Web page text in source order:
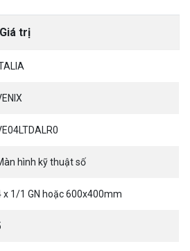
Giá trị
hình kỹ thuật số
x 1/1 GN hoặc 600x400mm